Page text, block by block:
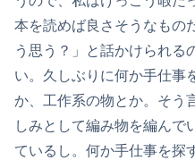
本を読めば良さそうなもの
う思う？」と話かけられる
い。久しぶりに何か手仕事
か、工作系の物とか。そう
しみとして編み物を編んで
ているし。何か手仕事を探